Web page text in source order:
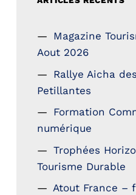
Magazine
Aout 2026
Rallye Aicha
Petillantes
Formation
numérique
Trophées
Tourisme Durable
Atout France –